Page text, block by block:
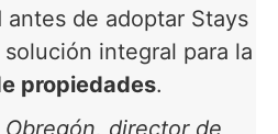
de adoptar Stays
integral para la
propiedades.
Obregón, director de